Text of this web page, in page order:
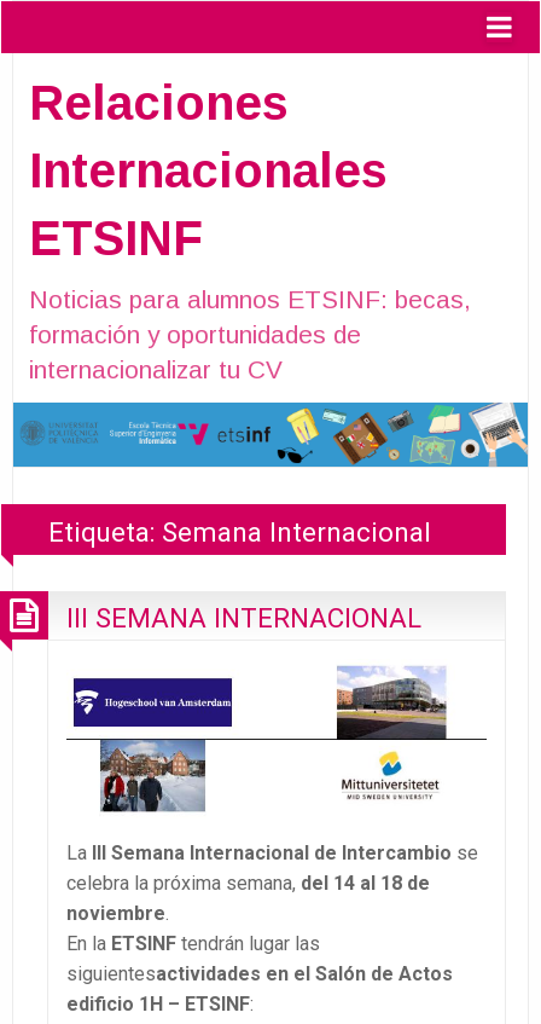
Relaciones
Internacionales
ETSINF
Noticias para alumnos ETSINF: becas,
formación y oportunidades de
internacionalizar tu CV
Etiqueta: Semana Internacional
III SEMANA INTERNACIONAL
La III Semana Internacional de Intercambio se
celebra la próxima semana, del 14 al 18 de
noviembre
En la ETSINF tendrán lugar las
siguientesactividades en el Salón de Actos
edificio 1H – ETSINF: